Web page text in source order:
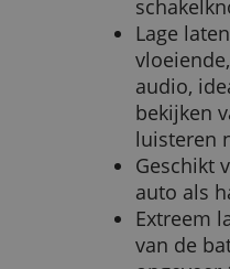
Lage
audio,
bekijken
luisteren
Geschikt
auto als
Extreem
van de